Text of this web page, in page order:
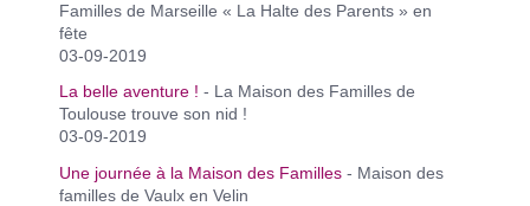
Familles de Marseille « La Halte des Parents » en
fête
03-09-2019
La belle aventure ! - La Maison des Familles de
Toulouse trouve son nid !
03-09-2019
Une journée à la Maison des Familles - Maison des
familles de Vaulx en Velin